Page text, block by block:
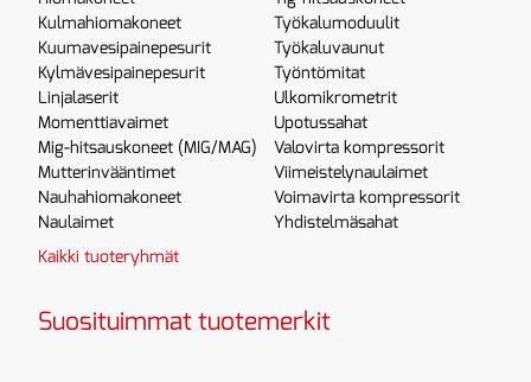
Kulmahiomakoneet
Kuumavesipainepesurit
Kylmävesipainepesurit
Linjalaserit
Momenttiavaimet
Mig-hitsauskoneet (MIG/MAG)
Mutterinvääntimet
Nauhahiomakoneet
Naulaimet
Työkalumoduulit
Työkaluvaunut
Työntömitat
Ulkomikrometrit
Upotussahat
Valovirta kompressorit
Viimeistelynaulaimet
Voimavirta kompressorit
Yhdistelmäsahat
Kaikki tuoteryhmät
Suosituimmat tuotemerkit